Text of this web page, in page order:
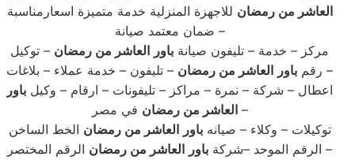
العاشر من رمضان للاجهزة المنزلية خدمة متميزة اسعارمناسبة
ضمان معتمد صيانة –
مركز – خدمة – تليفون صيانة باور العاشر من رمضان – توكيل
– رقم باور العاشر من رمضان – تليفون – خدمة عملاء – بلاغات
اعطال – شركة – نمرة – مراكز – تليفونات – ارقام – وكيل باور
العاشر من رمضانفي مصر –
توكيلات – وكلاء – صيانهباور العاشر من رمضان الخط الساخن
– الرقم الموحد –شركة باور العاشر من رمضان الرقم المختصر